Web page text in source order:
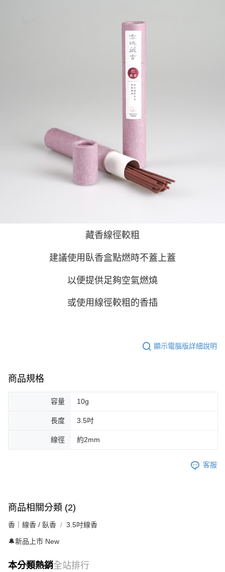
藏香線徑較粗
建議使用臥香盒點燃時不蓋上蓋
以便提供足夠空氣燃燒
或使用線徑較粗的香插
顯示電腦版詳細說明
商品規格
容量 10g
長度 3.5吋
線徑 約2mm
客服
商品相關分類 (2)
香｜線香 / 臥香 3.5吋線香
🔔新品上市 New
本分類熱銷全站排行